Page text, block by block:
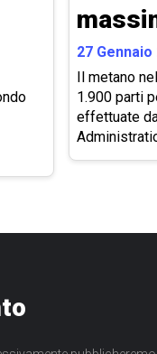
27 Gennaio
Il metano
1.900 parti
effettuate